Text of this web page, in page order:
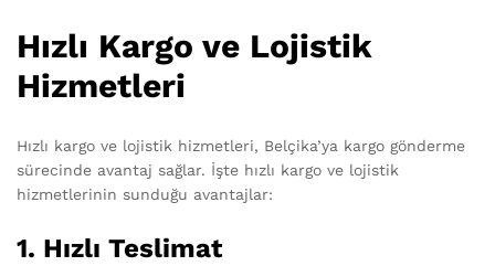
Hızlı Kargo ve Lojistik
Hizmetleri
Hızlı kargo ve lojistik hizmetleri, Belçika’ya kargo gönderme
sürecinde avantaj sağlar. İşte hızlı kargo ve lojistik
hizmetlerinin sunduğu avantajlar:
1. Hızlı Teslimat